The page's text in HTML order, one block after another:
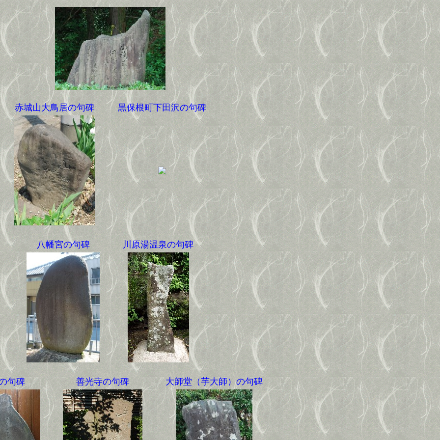
赤城山大鳥居の句碑 黒保根町下田沢の句碑
八幡宮の句碑 川原湯温泉の句碑
句碑 善光寺の句碑 大師堂（芋大師）の句碑